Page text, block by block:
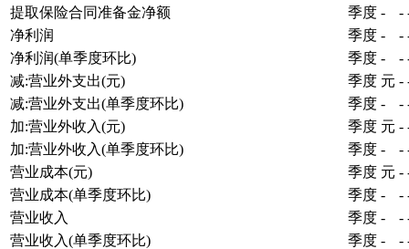
提取保险合同准备金净额
季度 - -
净利润
季度 - -
净利润(单季度环比)
季度 - -
减:营业外支出(元)
季度 元 -
减:营业外支出(单季度环比)
季度 - -
加:营业外收入(元)
季度 元 -
加:营业外收入(单季度环比)
季度 - -
营业成本(元)
季度 元 -
营业成本(单季度环比)
季度 - -
营业收入
季度 - -
营业收入(单季度环比)
季度 - -